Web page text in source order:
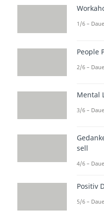
wissen
Bescheid.
überein.
diese
musst du
Der
wie
zu
1/6 –
People
2/6 –
Mental
3/6 –
sell
4/6 –
Positiv
5/6 –